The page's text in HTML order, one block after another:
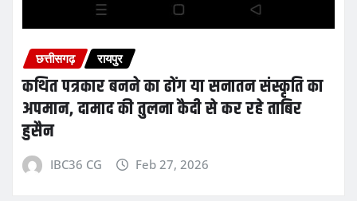
छत्तीसगढ़ रायपुर
कथित पत्रकार बनने का ढोंग या सनातन संस्कृति का
अपमान, दामाद की तुलना कैदी से कर रहे ताबिर
हुसैन
IBC36 CG Feb 27, 2026